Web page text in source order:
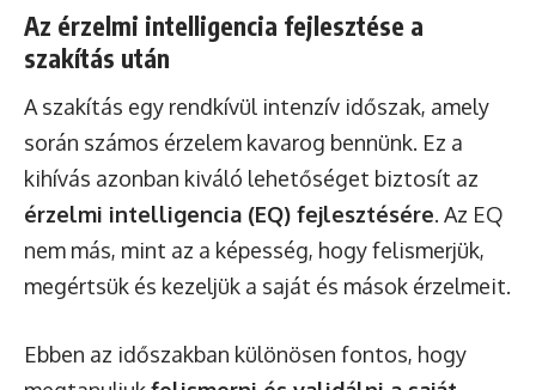
Az érzelmi intelligencia fejlesztése a
szakítás után
A szakítás egy rendkívül intenzív időszak, amely
során számos érzelem kavarog bennünk. Ez a
kihívás azonban kiváló lehetőséget biztosít az
érzelmi intelligencia (EQ) fejlesztésére. Az EQ
nem más, mint az a képesség, hogy felismerjük,
megértsük és kezeljük a saját és mások érzelmeit.
Ebben az időszakban különösen fontos, hogy